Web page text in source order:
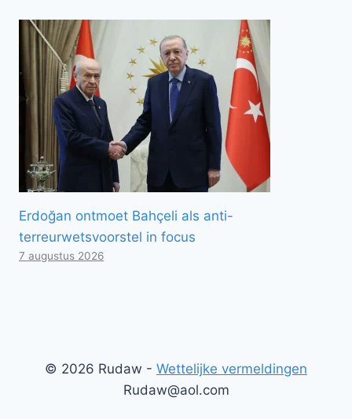
Erdoğan ontmoet Bahçeli als anti-
terreurwetsvoorstel in focus
7 augustus 2026
© 2026 Rudaw - Wettelijke vermeldingen
Rudaw@aol.com